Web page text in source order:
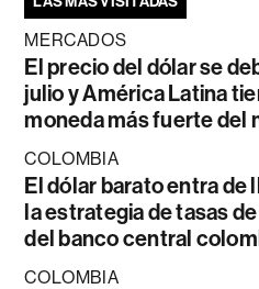
MERCADOS
El precio del dólar se
julio y América Latina
moneda más fuerte del
COLOMBIA
El dólar barato entra de
la estrategia de tasas
del banco central
COLOMBIA